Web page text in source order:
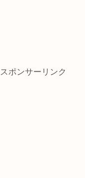
スポンサーリンク